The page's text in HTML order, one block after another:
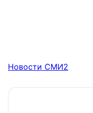
Новости СМИ2